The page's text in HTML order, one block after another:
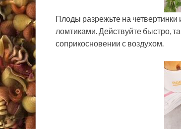
Плоды разрежьте на
ломтиками. Действуйте быстро,
соприкосновении с воздухом.